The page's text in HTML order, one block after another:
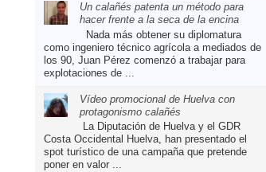
Un calañés patenta un método para
hacer frente a la seca de la encina
Nada más obtener su diplomatura
como ingeniero técnico agrícola a mediados de
los 90, Juan Pérez comenzó a trabajar para
explotaciones de ...
Vídeo promocional de Huelva con
protagonismo calañés
La Diputación de Huelva y el GDR
Costa Occidental Huelva, han presentado el
spot turístico de una campaña que pretende
poner en valor ...